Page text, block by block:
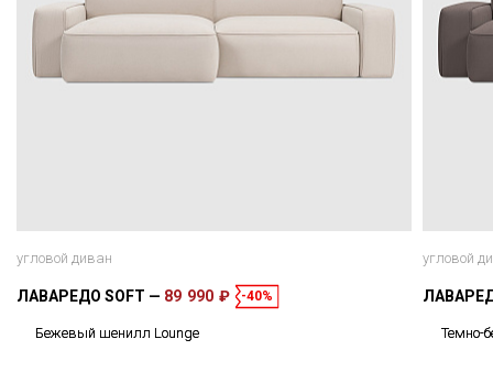
угловой диван
ЛАВАРЕДО SOFT 89 990 ₽ -40%
Бежевый шенилл Lounge
угловой
Темно-